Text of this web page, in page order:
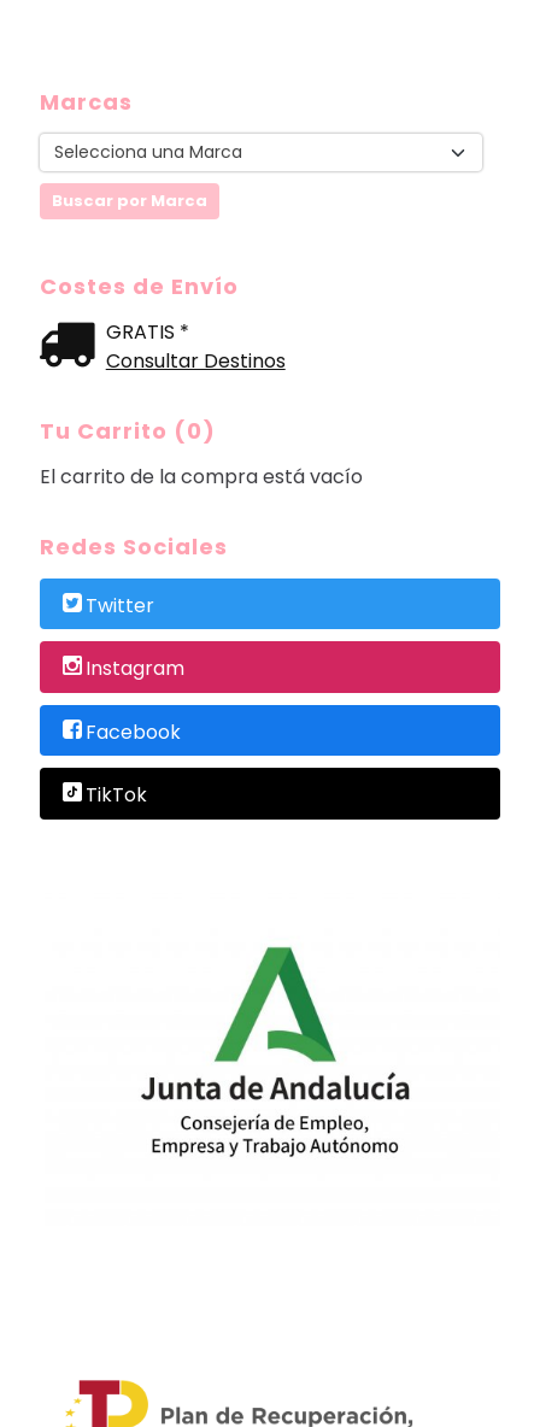
Marcas
Costes de Envío
GRATIS *
Consultar Destinos
Tu Carrito (0)
El carrito de la compra está vacío
Redes Sociales
Twitter
Instagram
Facebook
TikTok